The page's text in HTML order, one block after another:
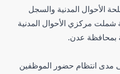
الأحوال المدنية والسجل
شملت مركزي الأحوال المدنية
بمحافظة عدن.
مدى انتظام حضور الموظفين